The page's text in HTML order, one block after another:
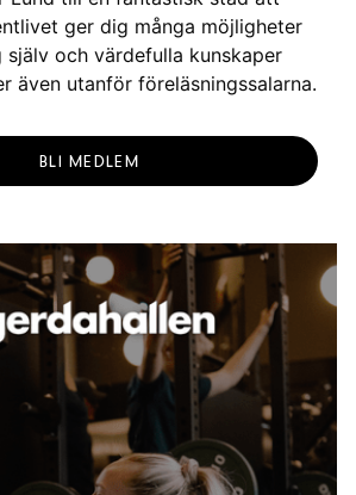
ger dig många möjligheter
och värdefulla kunskaper
även utanför föreläsningssalarna.
BLI MEDLEM